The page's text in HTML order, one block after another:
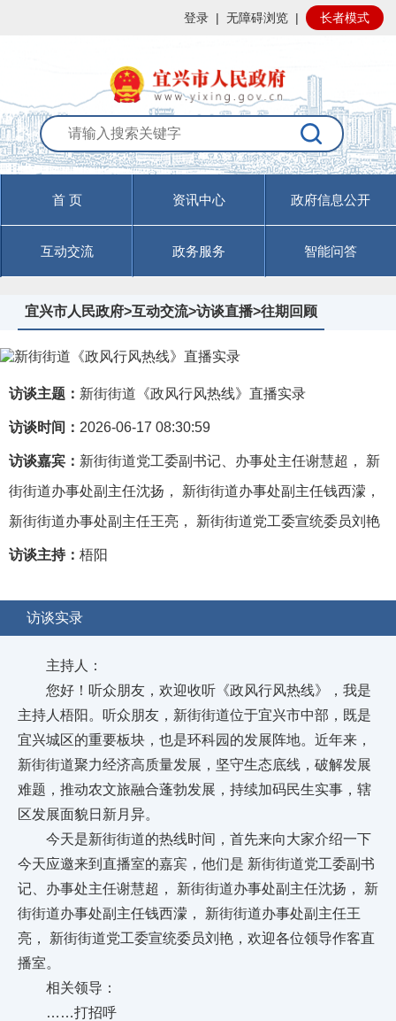
登录 | 无障碍浏览 | 长者模式
首 页 资讯中心 政府信息公开
互动交流 政务服务 智能问答
宜兴市人民政府>互动交流>访谈直播>往期回顾
访谈主题： 新街街道《政风行风热线》直播实录
访谈时间： 2026-06-17 08:30:59
访谈嘉宾： 新街街道党工委副书记、办事处主任谢慧超， 新
街街道办事处副主任沈扬， 新街街道办事处副主任钱西濛，
新街街道办事处副主任王亮， 新街街道党工委宣统委员刘艳
访谈主持： 梧阳
访谈实录
主持人：
您好！听众朋友，欢迎收听《政风行风热线》，我是
主持人梧阳。听众朋友，新街街道位于宜兴市中部，既是
宜兴城区的重要板块，也是环科园的发展阵地。近年来，
新街街道聚力经济高质量发展，坚守生态底线，破解发展
难题，推动农文旅融合蓬勃发展，持续加码民生实事，辖
区发展面貌日新月异。
今天是新街街道的热线时间，首先来向大家介绍一下
今天应邀来到直播室的嘉宾，他们是 新街街道党工委副书
记、办事处主任谢慧超， 新街街道办事处副主任沈扬， 新
街街道办事处副主任钱西濛， 新街街道办事处副主任王
亮， 新街街道党工委宣统委员刘艳，欢迎各位领导作客直
播室。
相关领导：
……打招呼